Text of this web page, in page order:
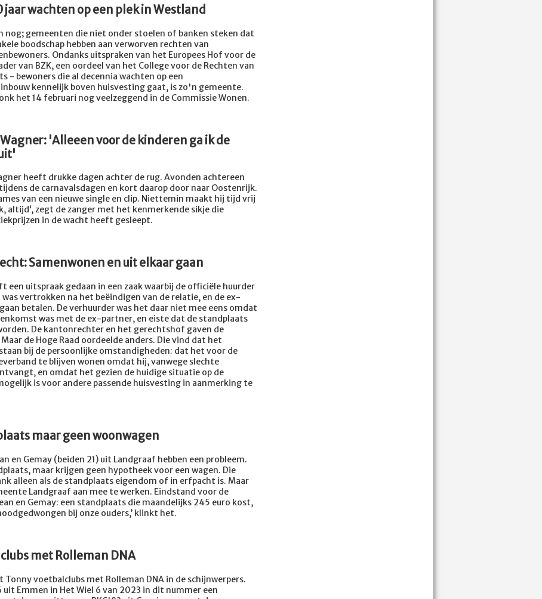
jaar wachten op een plek in Westland
nog; gemeenten die niet onder stoelen of banken steken dat
boodschap hebben aan verworven rechten van
Ondanks uitspraken van het Europees Hof voor de
van BZK, een oordeel van het College voor de Rechten van
- bewoners die al decennia wachten op een
kennelijk boven huisvesting gaat, is zo'n gemeente.
het 14 februari nog veelzeggend in de CommissieWonen.
'Alleeen voor de kinderen ga ik de
heeft drukke dagen achter de rug. Avonden achtereen
de carnavalsdagen en kort daarop door naar Oostenrijk.
van een nieuwe single en clip. Niettemin maakt hij tijd vrij
altijd‘, zegt de zanger met het kenmerkende sikje die
in de wacht heeft gesleept.
Samenwonen en uit elkaar gaan
een uitspraak gedaan in een zaak waarbij de officiële huurder
vertrokken na het beëindigen van de relatie, en de ex-
betalen. De verhuurder was het daar niet mee eens omdat
was met de ex-partner, en eiste dat de standplaats
De kantonrechter en het gerechtshof gaven de
de Hoge Raad oordeelde anders. Die vind dat het
bij de persoonlijke omstandigheden: dat het voor de
te blijven wonen omdat hij, vanwege slechte
en omdat het gezien de huidige situatie op de
is voor andere passende huisvesting in aanmerking te
maar geen woonwagen
en Gemay (beiden 21) uit Landgraaf hebben een probleem.
maar krijgen geen hypotheek voor een wagen. Die
alleen als de standplaats eigendom of in erfpacht is. Maar
Landgraaf aan mee te werken. Eindstand voor de
en Gemay: een standplaats die maandelijks 245 euro kost,
bij onze ouders,’ klinkt het.
met Rolleman DNA
Tonny voetbalclubs met Rolleman DNA in de schijnwerpers.
uit Emmen in Het Wiel 6 van 2023 in dit nummer een